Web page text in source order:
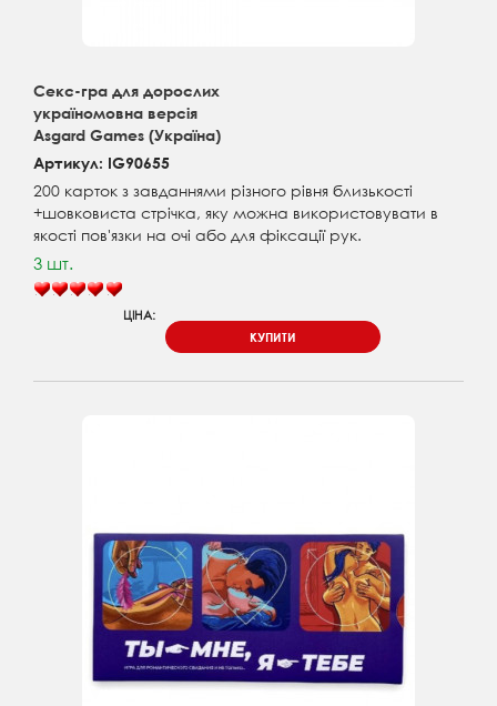
Секс-гра для дорослих
україномовна версія
Asgard Games (Україна)
Артикул: IG90655
200 карток з завданнями різного рівня близькості
+шовковиста стрічка, яку можна використовувати в
якості пов'язки на очі або для фіксації рук.
3 шт.
ЦІНА:
КУПИТИ